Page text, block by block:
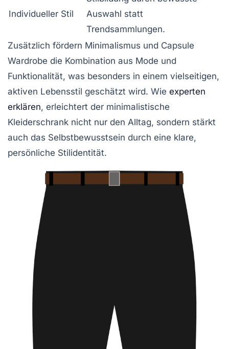
Individueller Stil
Auswahl statt
Trendsammlungen.
Zusätzlich fördern Minimalismus und Capsule
Wardrobe die Kombination aus Mode und
Funktionalität, was besonders in einem vielseitigen,
aktiven Lebensstil geschätzt wird. Wie experten
erklären, erleichtert der minimalistische
Kleiderschrank nicht nur den Alltag, sondern stärkt
auch das Selbstbewusstsein durch eine klare,
persönliche Stilidentität.